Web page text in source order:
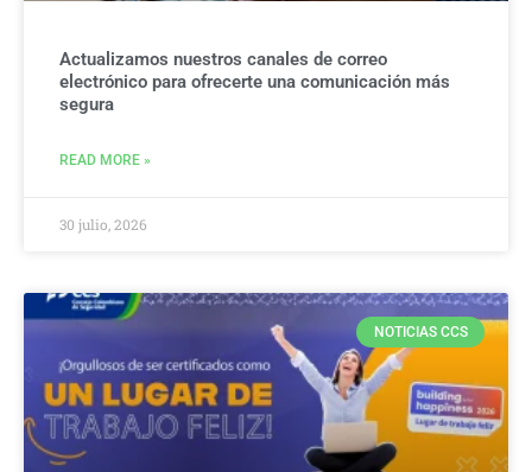
Actualizamos nuestros canales de correo
electrónico para ofrecerte una comunicación más
segura
READ MORE »
30 julio, 2026
NOTICIAS CCS